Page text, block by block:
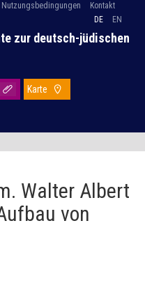
Nutzungsbedingungen
Kontakt
DE
EN
zur deutsch-jüdischen
Karte
Walter Albert
von